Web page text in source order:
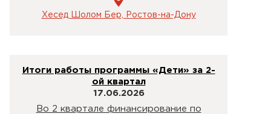
Хесед Шолом Бер, Ростов-на-Дону
Итоги работы программы «Дети» за 2-
ой квартал
17.06.2026
Во 2 квартале финансирование по